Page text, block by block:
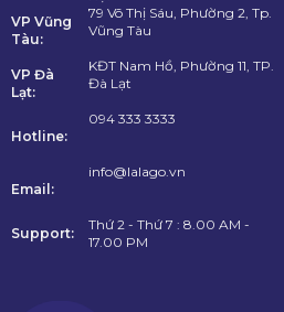
VP Vũng
Tàu:
79 Võ Thị Sáu, Phường 2, Tp.
Vũng Tàu
VP Đà
Lạt:
KĐT Nam Hồ, Phường 11, TP.
Đà Lạt
Hotline:
094 333 3333
Email:
info@lalago.vn
Support:
Thứ 2 - Thứ 7 : 8.00 AM -
17.00 PM